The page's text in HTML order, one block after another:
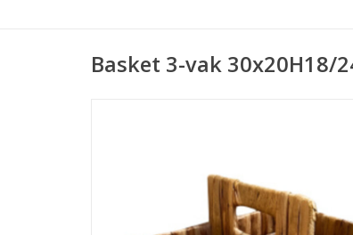
Basket 3-vak 30x20H18/